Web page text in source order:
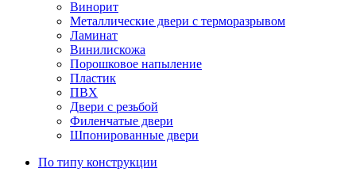
Винорит
Металлические двери с терморазрывом
Ламинат
Винилискожа
Порошковое напыление
Пластик
ПВХ
Двери с резьбой
Филенчатые двери
Шпонированные двери
По типу конструкции